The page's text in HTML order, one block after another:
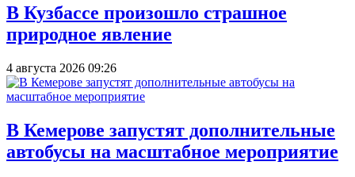
В Кузбассе произошло страшное
природное явление
4 августа 2026 09:26
В Кемерове запустят дополнительные
автобусы на масштабное мероприятие